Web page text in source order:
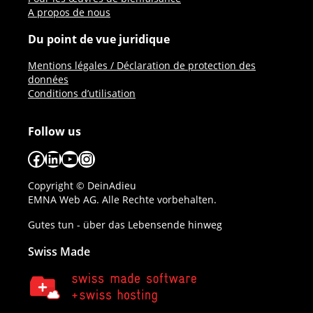
A propos de nous
Du point de vue juridique
Mentions légales / Déclaration de protection des
données
Conditions d’utilisation
Follow us
Facebook
LinkedIn
YouTube
Instagram
Copyright © DeinAdieu
EMNA Web AG. Alle Rechte vorbehalten.
Gutes tun - über das Lebensende hinweg
Swiss Made